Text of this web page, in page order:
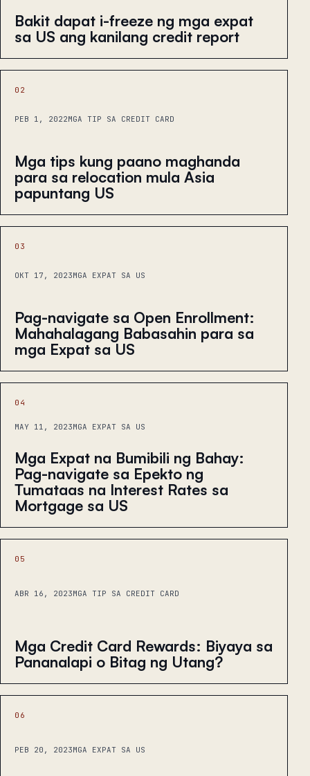
Bakit dapat i-freeze ng mga expat
sa US ang kanilang credit report
02
PEB 1, 2022MGA TIP SA CREDIT CARD
Mga tips kung paano maghanda
para sa relocation mula Asia
papuntang US
03
OKT 17, 2023MGA EXPAT SA US
Pag-navigate sa Open Enrollment:
Mahahalagang Babasahin para sa
mga Expat sa US
04
MAY 11, 2023MGA EXPAT SA US
Mga Expat na Bumibili ng Bahay:
Pag-navigate sa Epekto ng
Tumataas na Interest Rates sa
Mortgage sa US
05
ABR 16, 2023MGA TIP SA CREDIT CARD
Mga Credit Card Rewards: Biyaya sa
Pananalapi o Bitag ng Utang?
06
PEB 20, 2023MGA EXPAT SA US